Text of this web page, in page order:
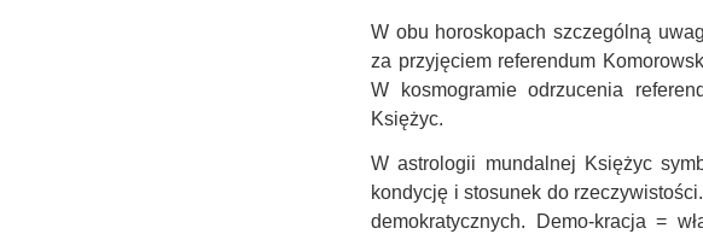
W obu horoskopach szczególną
za przyjęciem referendum
W kosmogramie odrzucenia
Księżyc.
W astrologii mundalnej Księżyc
kondycję i stosunek do
demokratycznych. Demo-kracja =